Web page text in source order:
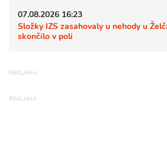
07.08.2026 16:23
Složky IZS zasahovaly u nehody u
skončilo v poli